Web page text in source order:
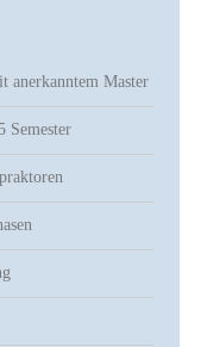
anerkanntem Master
Semester